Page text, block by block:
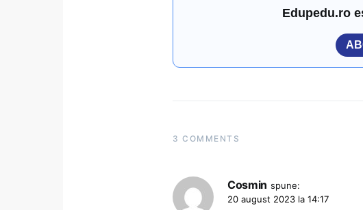
Edupedu.ro
3 COMMENTS
Cosmin spune:
20 august 2023 la 14:17